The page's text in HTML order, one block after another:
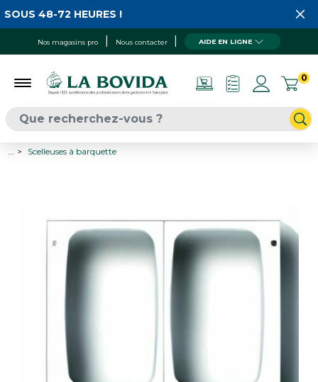
Nos magasins pro Nous contacter AIDE EN LIGNE
0
48-72 HEURES !
Scelleuses à barquette